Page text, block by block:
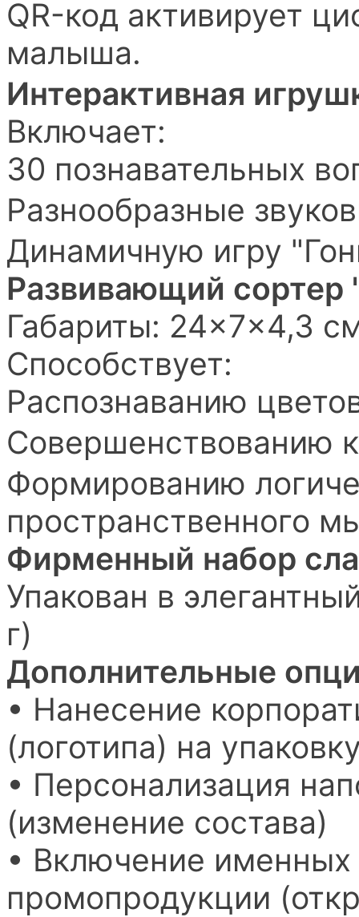
QR-код активирует
малыша.
Интерактивная
Включает:
30 познавательных
Разнообразные
Динамичную игру
Развивающий
Габариты: 24×7×4,3
Способствует:
Распознаванию
Совершенствованию
Формированию
пространственного
Фирменный набор
Упакован в
г)
Дополнительные
• Нанесение
(логотипа) на
• Персонализация
(изменение состава)
• Включение именных
промопродукции